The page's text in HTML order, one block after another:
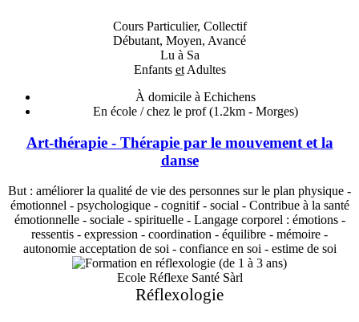
Cours Particulier, Collectif
Débutant, Moyen, Avancé
Lu à Sa
Enfants etAdultes
À domicile à Echichens
En école / chez le prof(1.2km - Morges)
Art-thérapie - Thérapie par le mouvement et la
danse
But : améliorer la qualité de vie des personnes sur le plan physique -
émotionnel - psychologique - cognitif - social - Contribue à la santé
émotionnelle - sociale - spirituelle - Langage corporel : émotions -
ressentis - expression - coordination - équilibre - mémoire -
autonomie acceptation de soi - confiance en soi - estime de soi
Ecole Réflexe Santé Sàrl
Réflexologie